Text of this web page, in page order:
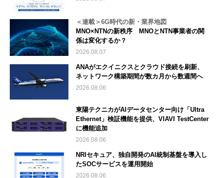
＜連載＞6G時代の新・業界地図
MNO×NTNの新秩序 MNOとNTN事業者の関
係は変化するか？
2026.08.07
ANAがエクイニクスとクラウド接続を刷新、
ネットワーク構築期間が数カ月から数週間へ
2026.08.06
東陽テクニカがAIデータセンター向け「Ultra
Ethernet」検証機能を提供、VIAVI TestCenter
に機能追加
2026.08.06
NRIセキュア、独自開発のAI統制基盤を導入し
たSOCサービスを運用開始
2026.08.06